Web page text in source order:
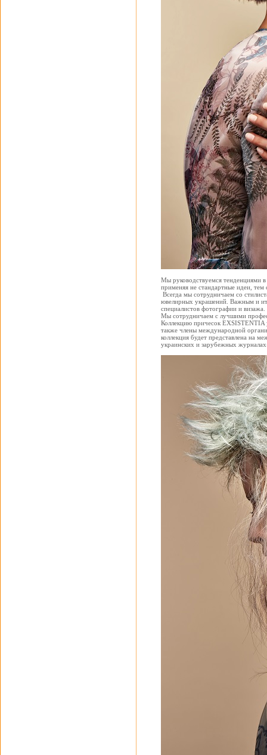
Мы руководствуемся тенденциями
применяя не стандартные идеи,
Всегда мы сотрудничаем со
ювелирных украшений. Важным и
специалистов фотографии и
Мы сотрудничаем с лучшими
Коллекцию причесок EXSISTENTIA
также члены международной
коллекция будет представлена на
украинских и зарубежных